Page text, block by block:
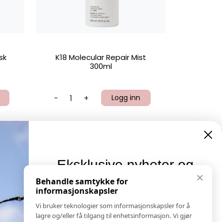
K18 Molecular Repair Mist
300ml
- + Logg inn
Salgs & Leveringsbetingelser
Registrer reklamasjon eller retur
Kontakt Oss
✕
Behandle samtykke for
informasjonskapsler
Vi bruker teknologier som informasjonskapsler for å
lagre og/eller få tilgang til enhetsinformasjon. Vi gjør
Eksklusive nyheter og
tilbud
Meld deg på vårt nyhetsbrev og hold deg oppdatert!
Her får du innblikk i nyheter, kampanjer og